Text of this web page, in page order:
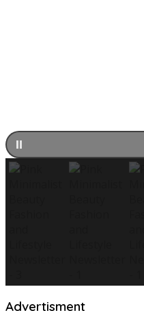
Advertisment